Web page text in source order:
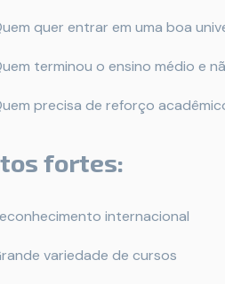
quer entrar em uma boa
terminou o ensino médio e
precisa de reforço
fortes:
internacional
variedade de cursos